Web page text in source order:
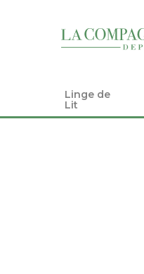
Linge de
Lit